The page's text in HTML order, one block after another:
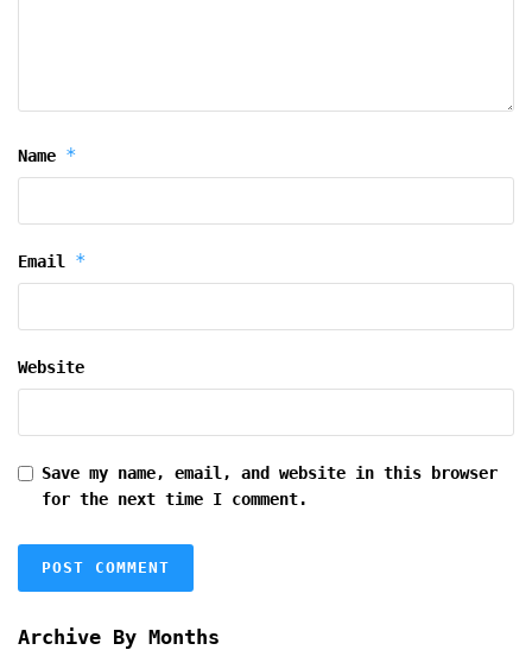
Name *
Email *
Website
Save my name, email, and website in this browser
for the next time I comment.
Archive By Months